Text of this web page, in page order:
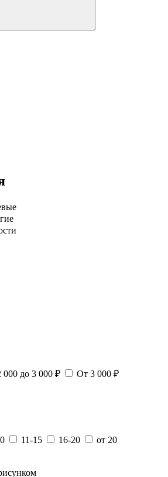
000 до 3 000 ₽ От 3 000 ₽
11-15 16-20 от 20